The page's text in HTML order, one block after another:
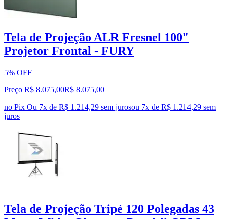
Tela de Projeção ALR Fresnel 100"
Projetor Frontal - FURY
5% OFF
Preço R$ 8.075,00R$ 8.075,00
no Pix Ou 7x de R$ 1.214,29 sem jurosou 7x de R$ 1.214,29 sem
juros
Tela de Projeção Tripé 120 Polegadas 43